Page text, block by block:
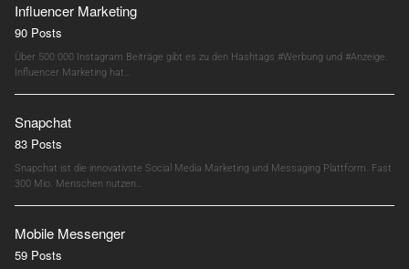
Influencer Marketing
90 Posts
Über 500.000 Instagram Beiträge gibt es zu den Hashtags #Werbung und #Anzeige.
Influencer Marketing hat…
Snapchat
83 Posts
Snapchat ist die innovativste Social Media Marketing und Messaging Plattform. Fast
300 Mio. Menschen nutzen…
Mobile Messenger
59 Posts